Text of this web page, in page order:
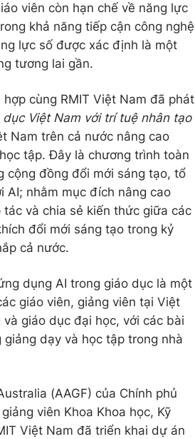
viên còn hạn chế về năng lực
khả năng tiếp cận công nghệ
lực số được xác định là một
tương lai gần.
cùng RMIT Việt Nam đã phát
Việt Nam với trí tuệ nhân tạo
Nam trên cả nước nâng cao
tập. Đây là chương trình toàn
cộng đồng đổi mới sáng tạo, tổ
AI; nhằm mục đích nâng cao
và chia sẻ kiến thức giữa các
đổi mới sáng tạo trong kỷ
cả nước.
dụng AI trong giáo dục là một
giáo viên, giảng viên tại Việt
giáo dục đại học, với các bài
dạy và học tập trong nhà
(AAGF) của Chính phủ
viên Khoa Khoa học, Kỹ
Việt Nam đã triển khai dự án